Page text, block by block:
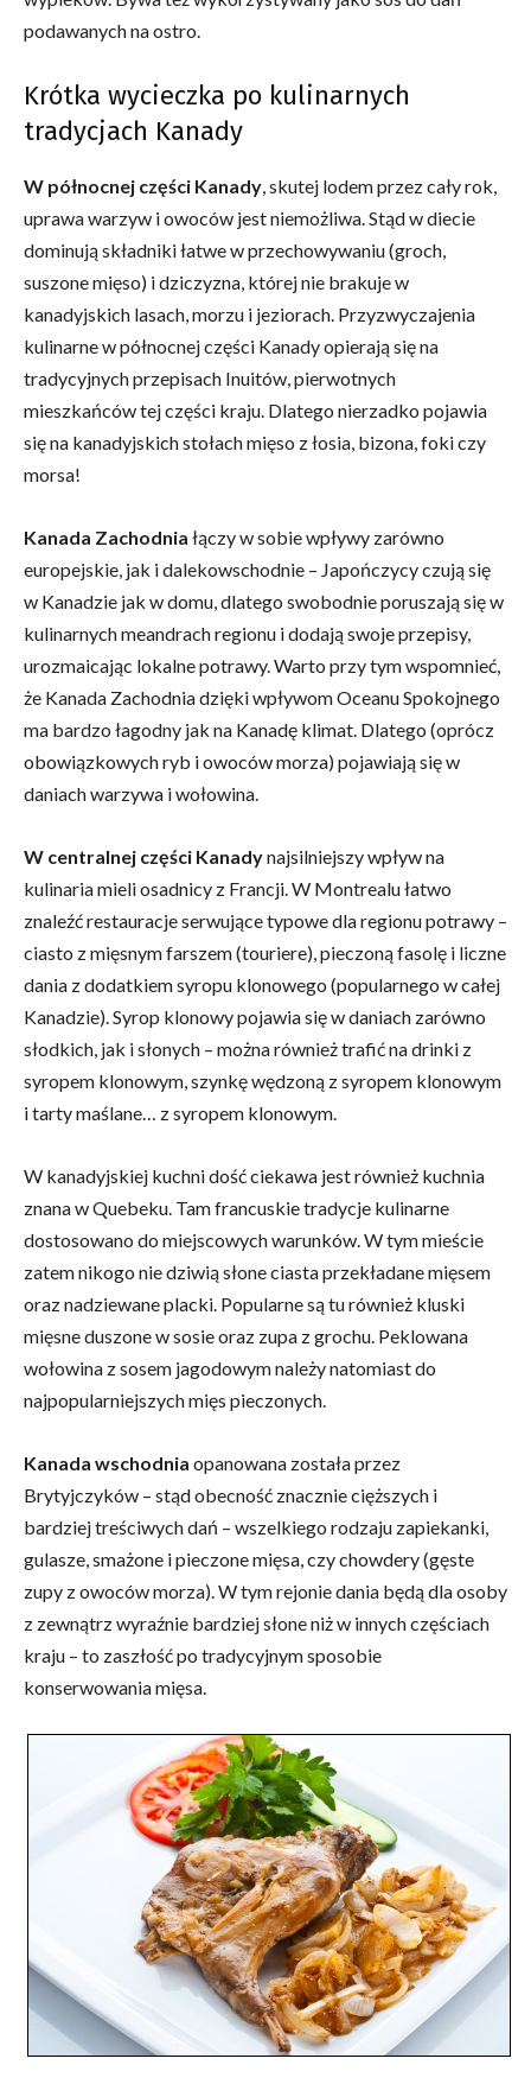
podawanych na ostro.
Krótka wycieczka po kulinarnych
tradycjach Kanady
W północnej części Kanady , skutej lodem przez cały rok,
uprawa warzyw i owoców jest niemożliwa. Stąd w diecie
dominują składniki łatwe w przechowywaniu (groch,
suszone mięso) i dziczyzna, której nie brakuje w
kanadyjskich lasach, morzu i jeziorach. Przyzwyczajenia
kulinarne w północnej części Kanady opierają się na
tradycyjnych przepisach Inuitów, pierwotnych
mieszkańców tej części kraju. Dlatego nierzadko pojawia
się na kanadyjskich stołach mięso z łosia, bizona, foki czy
morsa!
Kanada Zachodnia łączy w sobie wpływy zarówno
europejskie, jak i dalekowschodnie – Japończycy czują się
w Kanadzie jak w domu, dlatego swobodnie poruszają się w
kulinarnych meandrach regionu i dodają swoje przepisy,
urozmaicając lokalne potrawy. Warto przy tym wspomnieć,
że Kanada Zachodnia dzięki wpływom Oceanu Spokojnego
ma bardzo łagodny jak na Kanadę klimat. Dlatego (oprócz
obowiązkowych ryb i owoców morza) pojawiają się w
daniach warzywa i wołowina.
W centralnej części Kanadynajsilniejszy wpływ na
kulinaria mieli osadnicy z Francji. W Montrealu łatwo
znaleźć restauracje serwujące typowe dla regionu potrawy –
ciasto z mięsnym farszem (touriere), pieczoną fasolę i liczne
dania z dodatkiem syropu klonowego (popularnego w całej
Kanadzie). Syrop klonowy pojawia się w daniach zarówno
słodkich, jak i słonych – można również trafić na drinki z
syropem klonowym, szynkę wędzoną z syropem klonowym
i tarty maślane… z syropem klonowym.
W kanadyjskiej kuchni dość ciekawa jest również kuchnia
znana w Quebeku. Tam francuskie tradycje kulinarne
dostosowano do miejscowych warunków. W tym mieście
zatem nikogo nie dziwią słone ciasta przekładane mięsem
oraz nadziewane placki. Popularne są tu również kluski
mięsne duszone w sosie oraz zupa z grochu. Peklowana
wołowina z sosem jagodowym należy natomiast do
najpopularniejszych mięs pieczonych.
Kanada wschodnia opanowana została przez
Brytyjczyków – stąd obecność znacznie cięższych i
bardziej treściwych dań – wszelkiego rodzaju zapiekanki,
gulasze, smażone i pieczone mięsa, czy chowdery (gęste
zupy z owoców morza). W tym rejonie dania będą dla osoby
z zewnątrz wyraźnie bardziej słone niż w innych częściach
kraju – to zaszłość po tradycyjnym sposobie
konserwowania mięsa.